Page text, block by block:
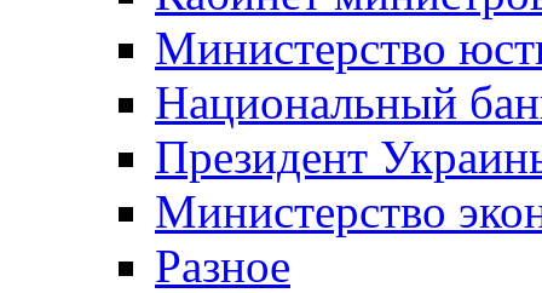
Министерство
Национальный
Президент
Министерство
Разное